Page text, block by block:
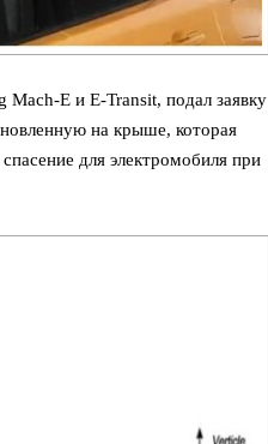
E и E-Transit, подал заявку
на крыше, которая
для электромобиля при